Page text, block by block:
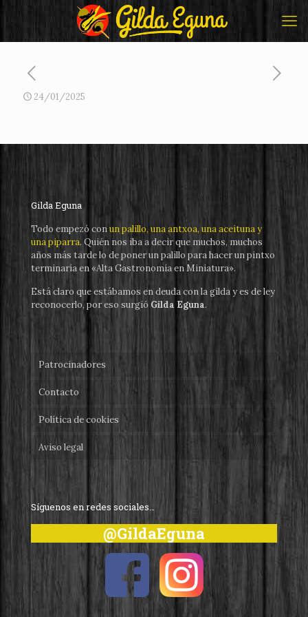
24/01/2025
Gilda Eguna
Todo empezó conun palillo, una antxoa, una aceituna y
una piparra. Quién nos iba a decir que muchos, muchos
años más tarde lo de poner un palillo para hacer un pintxo
terminaría en «Alta Gastronomía en Miniatura».
Está claro que estábamos en deuda con la gilda y es de ley
reconocerlo, por eso surgió Gilda Eguna.
Patrocinadores
Contacto
Política de cookies
Aviso legal
Síguenos en redes sociales…
@GildaEguna